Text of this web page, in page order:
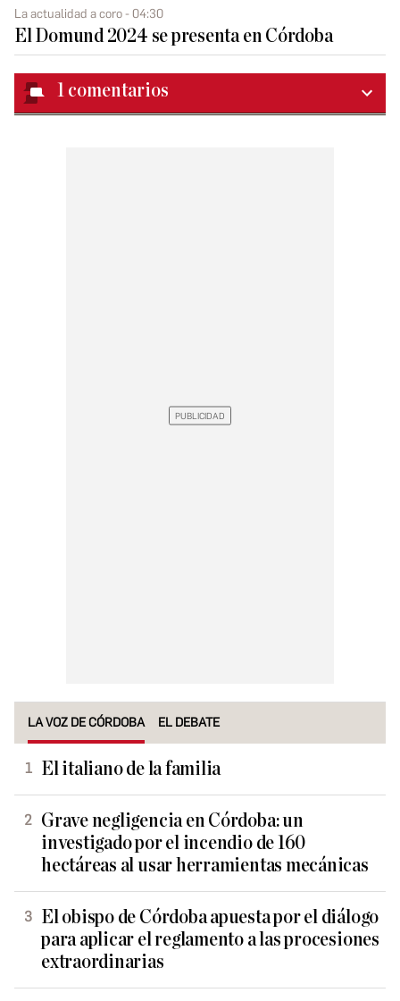
La actualidad a coro - 04:30
El Domund 2024 se presenta en Córdoba
1 comentarios
LA VOZ DE CÓRDOBA EL DEBATE
El italiano de la familia
Grave negligencia en Córdoba: un
investigado por el incendio de 160
hectáreas al usar herramientas mecánicas
El obispo de Córdoba apuesta por el diálogo
para aplicar el reglamento a las procesiones
extraordinarias